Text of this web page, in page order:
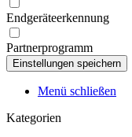
Endgeräteerkennung
Partnerprogramm
Menü schließen
Kategorien